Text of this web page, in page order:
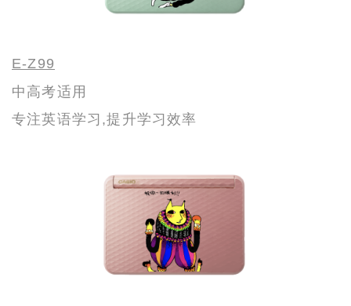
E-Z99
中高考适用
专注英语学习,提升学习效率